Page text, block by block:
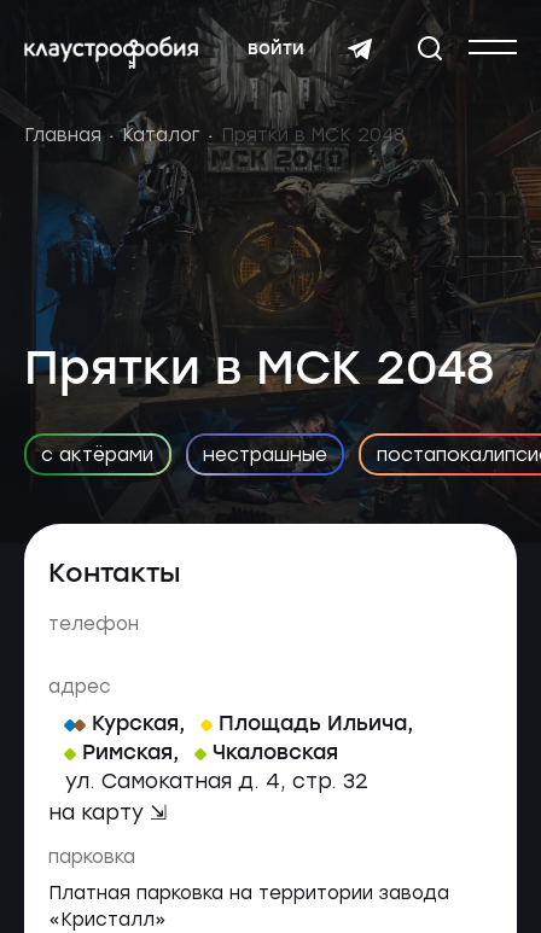
войти
Главная Каталог Прятки в МСК 2048
Прятки в МСК 2048
с актёрами нестрашные
Контакты
телефон
адрес
Курская, Площадь Ильича,
Римская, Чкаловская
ул. Самокатная д. 4, стр. 32
на карту ⇲
парковка
Платная парковка на территории завода
«Кристалл»